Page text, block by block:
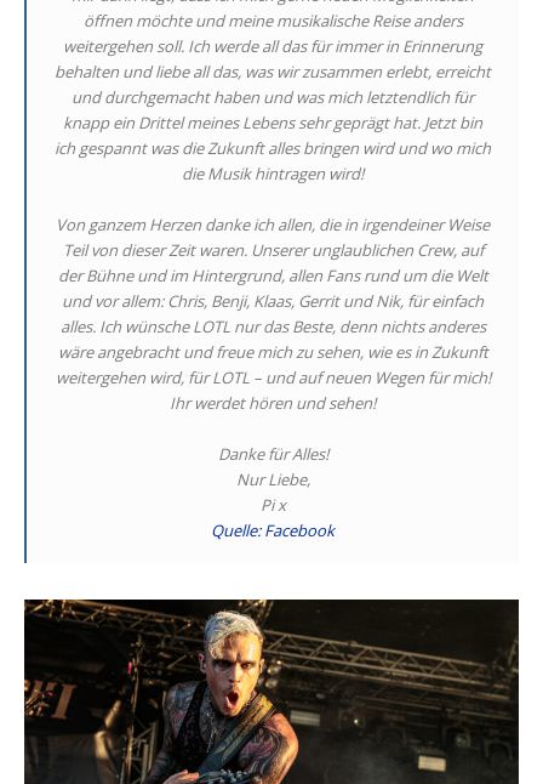
öffnen möchte und meine musikalische Reise anders
weitergehen soll. Ich werde all das für immer in Erinnerung
behalten und liebe all das, was wir zusammen erlebt, erreicht
und durchgemacht haben und was mich letztendlich für
knapp ein Drittel meines Lebens sehr geprägt hat. Jetzt bin
ich gespannt was die Zukunft alles bringen wird und wo mich
die Musik hintragen wird!
Von ganzem Herzen danke ich allen, die in irgendeiner Weise
Teil von dieser Zeit waren. Unserer unglaublichen Crew, auf
der Bühne und im Hintergrund, allen Fans rund um die Welt
und vor allem: Chris, Benji, Klaas, Gerrit und Nik, für einfach
alles. Ich wünsche LOTL nur das Beste, denn nichts anderes
wäre angebracht und freue mich zu sehen, wie es in Zukunft
weitergehen wird, für LOTL – und auf neuen Wegen für mich!
Ihr werdet hören und sehen!
Danke für Alles!
Nur Liebe,
Pi x
Quelle: Facebook